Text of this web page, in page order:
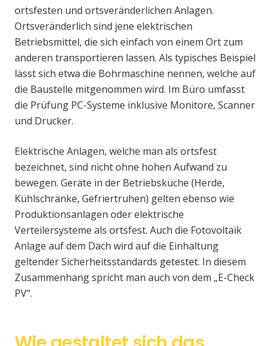
ortsfesten und ortsveränderlichen Anlagen.
Ortsveränderlich sind jene elektrischen
Betriebsmittel, die sich einfach von einem Ort zum
anderen transportieren lassen. Als typisches Beispiel
lässt sich etwa die Bohrmaschine nennen, welche auf
die Baustelle mitgenommen wird. Im Büro umfasst
die Prüfung PC-Systeme inklusive Monitore, Scanner
und Drucker.
Elektrische Anlagen, welche man als ortsfest
bezeichnet, sind nicht ohne hohen Aufwand zu
bewegen. Geräte in der Betriebsküche (Herde,
Kühlschränke, Gefriertruhen) gelten ebenso wie
Produktionsanlagen oder elektrische
Verteilersysteme als ortsfest. Auch die Fotovoltaik
Anlage auf dem Dach wird auf die Einhaltung
geltender Sicherheitsstandards getestet. In diesem
Zusammenhang spricht man auch von dem „E-Check
PV“.